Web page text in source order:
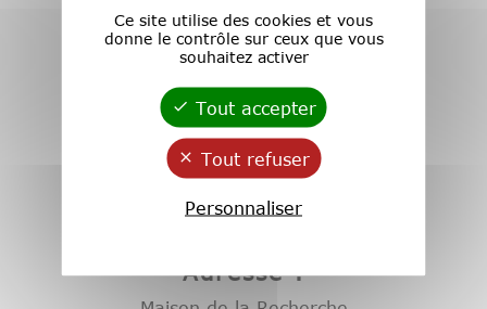
Adresse :
Ce site utilise des cookies et vous
donne le contrôle sur ceux que vous
souhaitez activer
Tout accepter
Tout refuser
Personnaliser